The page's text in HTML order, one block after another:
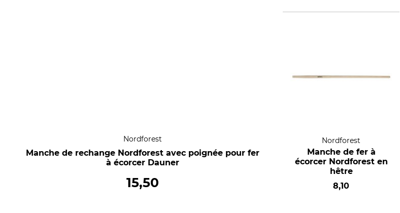
Nordforest
Manche de rechange Nordforest avec poignée pour fer
à écorcer Dauner
15,50
Nordforest
Manche de fer à
écorcer Nordforest en
hêtre
8,10